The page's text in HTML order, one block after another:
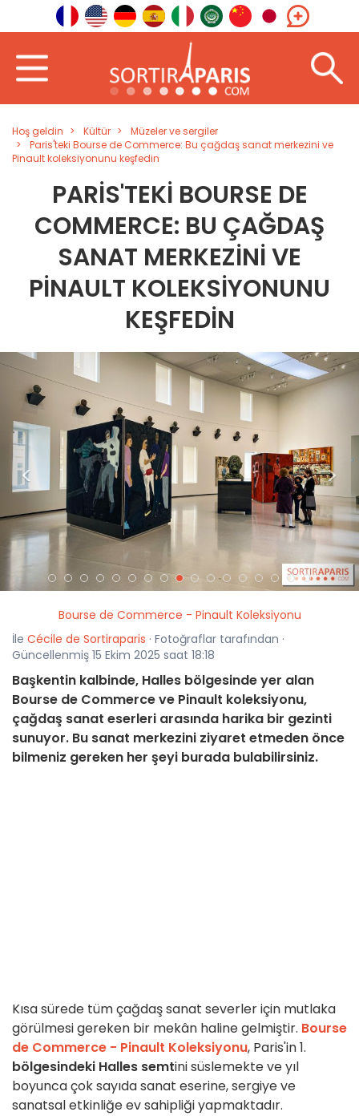
Hoş geldin Kültür
Müzeler ve sergiler
Paris'teki Bourse de Commerce: Bu çağdaş sanat merkezini ve
Pinault koleksiyonunu keşfedin
PARIS'TEKI BOURSE DE
COMMERCE: BU ÇAĞDAŞ
SANAT MERKEZINI VE
PINAULT KOLEKSIYONUNU
KEŞFEDIN
< >
Bourse de Commerce - Pinault Koleksiyonu
İle Cécile de Sortiraparis · Fotoğraflar tarafından ·
Güncellenmiş 15 Ekim 2025 saat 18:18
Başkentin kalbinde, Halles bölgesinde yer alan
Bourse de Commerce ve Pinault koleksiyonu,
çağdaş sanat eserleri arasında harika bir gezinti
sunuyor. Bu sanat merkezini ziyaret etmeden önce
bilmeniz gereken her şeyi burada bulabilirsiniz.
Kısa sürede tüm çağdaş sanat severler için mutlaka
görülmesi gereken bir mekân haline gelmiştir. Bourse
de Commerce - Pinault Koleksiyonu, Paris'in 1.
bölgesindeki Halles semtini süslemekte ve yıl
boyunca çok sayıda sanat eserine, sergiye ve
sanatsal etkinliğe ev sahipliği yapmaktadır.